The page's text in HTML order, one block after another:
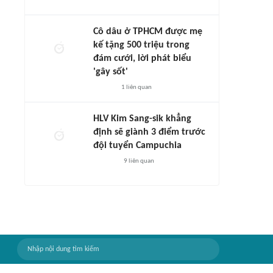
Cô dâu ở TPHCM được mẹ
kế tặng 500 triệu trong
đám cưới, lời phát biểu
'gây sốt'
1 liên quan
HLV Kim Sang-sik khẳng
định sẽ giành 3 điểm trước
đội tuyển Campuchia
9 liên quan